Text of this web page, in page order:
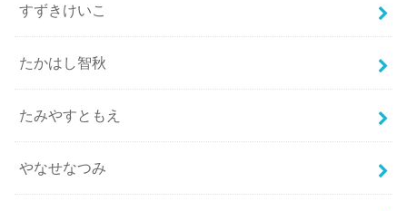
すずきけいこ
たかはし智秋
たみやすともえ
やなせなつみ